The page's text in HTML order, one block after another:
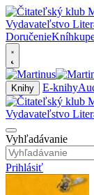
Doručenie
Knihy E-knihy
Vyhľadávanie
Prihlásiť